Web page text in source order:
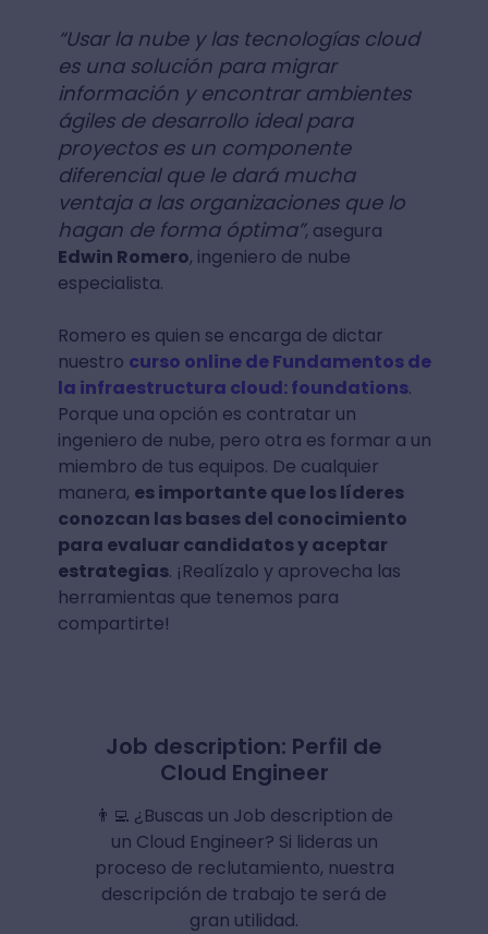
“Usar la nube y las tecnologías cloud
es una solución para migrar
información y encontrar ambientes
ágiles de desarrollo ideal para
proyectos es un componente
diferencial que le dará mucha
ventaja a las organizaciones que lo
hagan de forma óptima”, asegura
Edwin Romero, ingeniero de nube
especialista.
Romero es quien se encarga de dictar
nuestro curso online de Fundamentos de
la infraestructura cloud: foundations.
Porque una opción es contratar un
ingeniero de nube, pero otra es formar a un
miembro de tus equipos. De cualquier
manera, es importante que los líderes
conozcan las bases del conocimiento
para evaluar candidatos y aceptar
estrategias. ¡Realízalo y aprovecha las
herramientas que tenemos para
compartirte!
Job description: Perfil de
Cloud Engineer
👨‍💻 ¿Buscas un Job description de
un Cloud Engineer? Si lideras un
proceso de reclutamiento, nuestra
descripción de trabajo te será de
gran utilidad.